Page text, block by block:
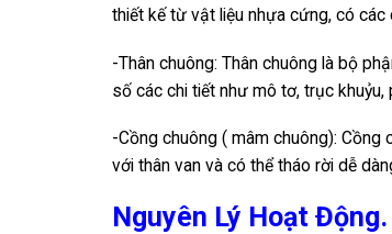
thiết kế từ vật liệu nhựa cứng, có
-Thân chuông: Thân chuông là bộ
số các chi tiết như mô tơ, trục khuỷu,
-Cồng chuông ( mâm chuông):
với thân van và có thể tháo rời dễ
Nguyên Lý Hoạt Động.